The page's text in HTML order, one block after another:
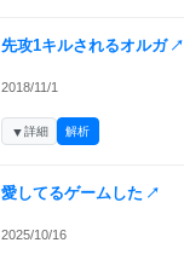
先攻1キルされるオルガ ↗
2018/11/1
▼詳細 解析
愛してるゲームした ↗
2025/10/16